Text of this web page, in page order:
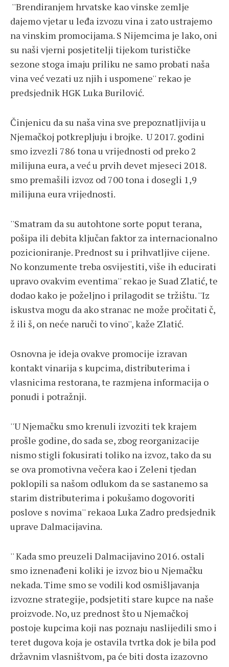
''Brendiranjem hrvatske kao vinske zemlje
dajemo vjetar u leđa izvozu vina i zato ustrajemo
na vinskim promocijama. S Nijemcima je lako, oni
su naši vjerni posjetitelji tijekom turističke
sezone stoga imaju priliku ne samo probati naša
vina već vezati uz njih i uspomene'' rekao je
predsjednik HGK Luka Burilović.
Činjenicu da su naša vina sve prepoznatljivija u
Njemačkoj potkrepljuju i brojke. U 2017. godini
smo izvezli 786 tona u vrijednosti od preko 2
milijuna eura, a već u prvih devet mjeseci 2018.
smo premašili izvoz od 700 tona i dosegli 1,9
milijuna eura vrijednosti.
''Smatram da su autohtone sorte poput terana,
pošipa ili debita ključan faktor za internacionalno
pozicioniranje. Prednost su i prihvatljive cijene.
No konzumente treba osvijestiti, više ih educirati
upravo ovakvim eventima'' rekao je Suad Zlatić, te
dodao kako je poželjno i prilagodit se tržištu. ''Iz
iskustva mogu da ako stranac ne može pročitati č,
ž ili š, on neće naruči to vino'', kaže Zlatić.
Osnovna je ideja ovakve promocije izravan
kontakt vinarija s kupcima, distributerima i
vlasnicima restorana, te razmjena informacija o
ponudi i potražnji.
''U Njemačku smo krenuli izvoziti tek krajem
prošle godine, do sada se, zbog reorganizacije
nismo stigli fokusirati toliko na izvoz, tako da su
se ova promotivna večera kao i Zeleni tjedan
poklopili sa našom odlukom da se sastanemo sa
starim distributerima i pokušamo dogovoriti
poslove s novima'' rekaoa Luka Zadro predsjednik
uprave Dalmacijavina.
'' Kada smo preuzeli Dalmacijavino 2016. ostali
smo iznenađeni koliki je izvoz bio u Njemačku
nekada. Time smo se vodili kod osmišljavanja
izvozne strategije, podsjetiti stare kupce na naše
proizvode. No, uz prednost što u Njemačkoj
postoje kupcima koji nas poznaju naslijedili smo i
teret dugova koja je ostavila tvrtka dok je bila pod
državnim vlasništvom, pa će biti dosta izazovno